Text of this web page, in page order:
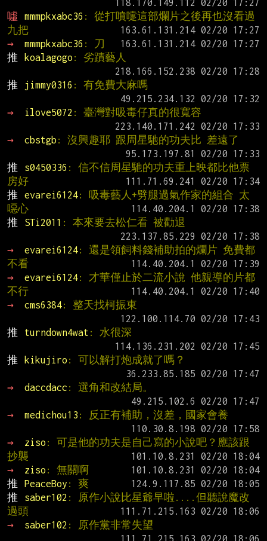
噓
mmmpkxabc36 : 從打噴嚏這部爛片之後再也沒看過
九把
→
mmmpkxabc36 : 刀
推
koalagogo : 劣蹟藝人
推
jimmy0316 : 有免費大麻嗎
→
ilove5072 : 臺灣對吸毒仔真的很寬容
→
cbstgb : 沒興趣耶 跟周星馳的功夫比 差遠了
推
s0450336 : 信不信周星馳的功夫重上映都比他票
房好
推
evarei6124: 吸毒藝人+劈腿過氣作家的組合 太
噁心
推
STi2011 : 本來要去松仁看 被勸退
→
evarei6124: 還是領飼料錢補助拍的爛片 免費都
不看
→
evarei6124: 才華僅止於二流小說 他親導的片都
不行
→
cms6384: 整天找柯振東
推
turndown4wat : 水很深
推
kikujiro : 可以解打炮成就了嗎？
→
daccdacc : 選角和改結局。
→
medichou13 : 反正有補助，沒差，國家會養
→
ziso : 可是他的功夫是自己寫的小說吧？應該跟
抄襲
→
ziso : 無關啊
推
PeaceBoy : 爽
推
saber102 : 原作小說比星爺早啦....但聽說魔改
過頭
→
saber102 : 原作黨非常失望